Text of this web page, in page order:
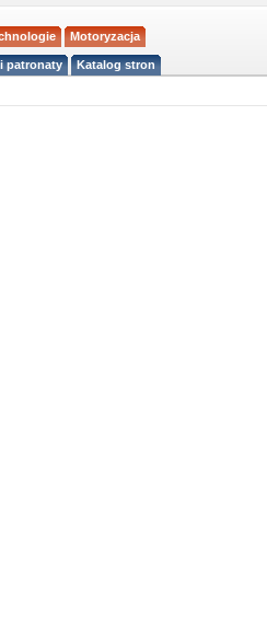
Motoryzacja
patronaty Katalog stron